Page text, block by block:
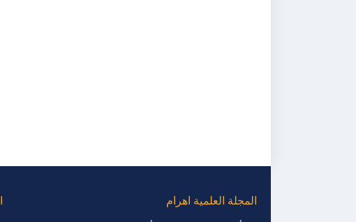
المجلة العلمية اهرام